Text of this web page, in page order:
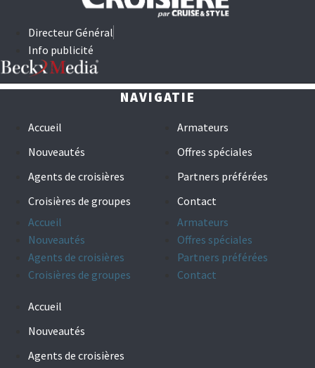
Directeur Général
Info publicité
NAVIGATIE
Accueil
Nouveautés
Agents de croisières
Croisières de groupes
Armateurs
Offres spéciales
Partners préférées
Contact
Accueil
Nouveautés
Agents de croisières
Croisières de groupes
Armateurs
Offres spéciales
Partners préférées
Contact
Accueil
Nouveautés
Agents de croisières